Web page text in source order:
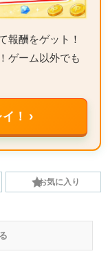
報酬をゲット！
ゲーム以外でも
！ ›
お気に入り